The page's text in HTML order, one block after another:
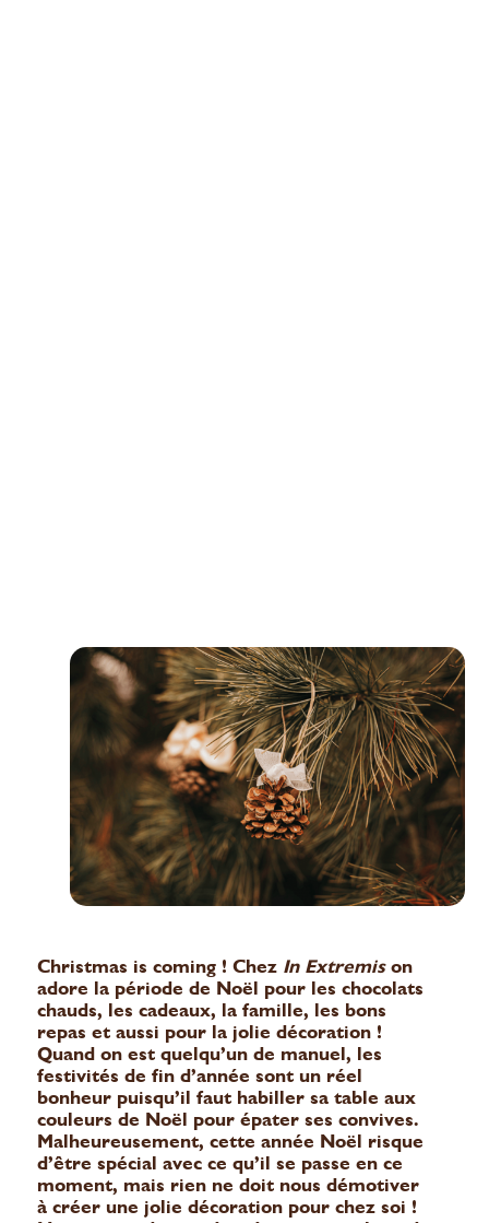
Christmas is coming ! Chez In Extremison
adore la période de Noël pour les chocolats
chauds, les cadeaux, la famille, les bons
repas et aussi pour la jolie décoration !
Quand on est quelqu’un de manuel, les
festivités de fin d’année sont un réel
bonheur puisqu’il faut habiller sa table aux
couleurs de Noël pour épater ses convives.
Malheureusement, cette année Noël risque
d’être spécial avec ce qu’il se passe en ce
moment, mais rien ne doit nous démotiver
à créer une jolie décoration pour chez soi !